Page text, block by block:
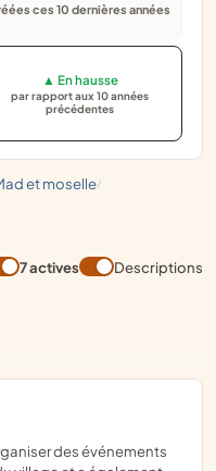
mad et moselle/
ces 10 dernières années
▲ En hausse
par rapport aux 10 années
précédentes
7 actives
Descriptions